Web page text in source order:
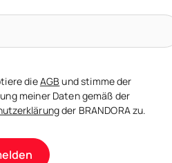
dieAGBund stimme der
meiner Daten gemäß der
der BRANDORA zu.